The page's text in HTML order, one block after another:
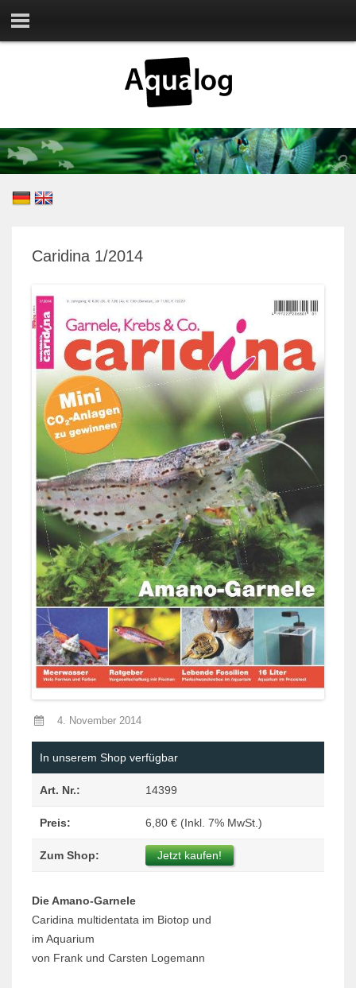
Caridina 1/2014
4. November 2014
In unserem Shop verfügbar
Art. Nr.: 14399
Preis: 6,80 € (Inkl. 7% MwSt.)
Zum Shop: Jetzt kaufen!
Die Amano-Garnele
Caridina multidentata im Biotop und
im Aquarium
von Frank und Carsten Logemann